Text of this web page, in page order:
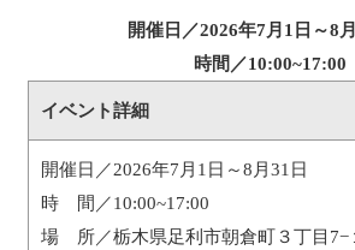
開催日／2026年7月1日～8
時間／10:00~17:00
イベント詳細
開催日／2026年7月1日～8月31日
時 間／10:00~17:00
場 所／栃木県足利市朝倉町３丁目7−